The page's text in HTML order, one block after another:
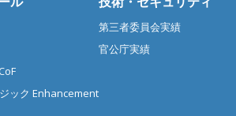
ック Enhancement
第三者委員会実績
官公庁実績